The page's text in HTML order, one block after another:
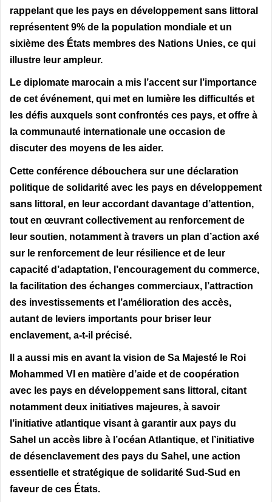
rappelant que les pays en développement sans littoral
représentent 9% de la population mondiale et un
sixième des États membres des Nations Unies, ce qui
illustre leur ampleur.
Le diplomate marocain a mis l’accent sur l’importance
de cet événement, qui met en lumière les difficultés et
les défis auxquels sont confrontés ces pays, et offre à
la communauté internationale une occasion de
discuter des moyens de les aider.
Cette conférence débouchera sur une déclaration
politique de solidarité avec les pays en développement
sans littoral, en leur accordant davantage d’attention,
tout en œuvrant collectivement au renforcement de
leur soutien, notamment à travers un plan d’action axé
sur le renforcement de leur résilience et de leur
capacité d’adaptation, l’encouragement du commerce,
la facilitation des échanges commerciaux, l’attraction
des investissements et l’amélioration des accès,
autant de leviers importants pour briser leur
enclavement, a-t-il précisé.
Il a aussi mis en avant la vision de Sa Majesté le Roi
Mohammed VI en matière d’aide et de coopération
avec les pays en développement sans littoral, citant
notamment deux initiatives majeures, à savoir
l’initiative atlantique visant à garantir aux pays du
Sahel un accès libre à l’océan Atlantique, et l’initiative
de désenclavement des pays du Sahel, une action
essentielle et stratégique de solidarité Sud-Sud en
faveur de ces États.